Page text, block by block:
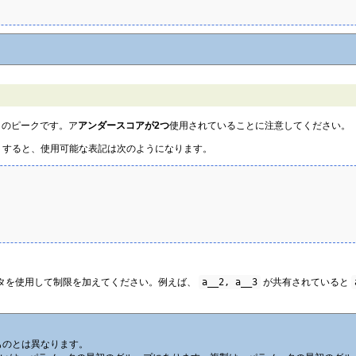
ピークです。アアンダースコアが2つ使用されていることに注意してください。
ると、使用可能な表記は次のようになります。
使用して制限を加えてください。例えば、 a__2, a__3 が共有されていると
とは異なります。